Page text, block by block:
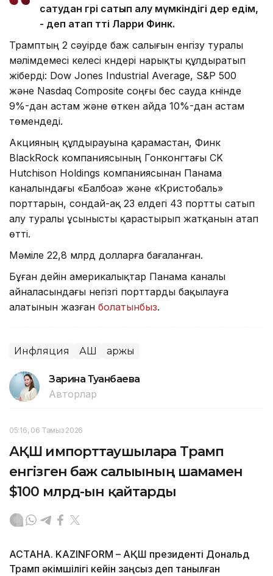
сатудан гөрі сатып алу мүмкіндігі дер едім,
- деп атап өтті Ларри Финк.
Трамптың 2 сәуірде баж салығын енгізу туралы
мәлімдемесі келесі күндері нарықты құлдыратып
жіберді: Dow Jones Industrial Average, S&P 500
және Nasdaq Composite соңғы бес сауда күнінде
9%-дан астам және өткен айда 10%-дан астам
төмендеді.
Акцияның құлдырауына қарамастан, Финк
BlackRock компаниясының Гонконгтағы CK
Hutchison Holdings компаниясынан Панама
каналындағы «Балбоа» және «Кристобаль»
порттарын, сондай-ақ 23 елдегі 43 портты сатып
алу туралы ұсынысты қарастырып жатқанын атап
өтті.
Мәміле 22,8 млрд долларға бағаланған.
Бұған дейін америкалықтар Панама каналы
айналасындағы негізгі порттарды бақылауға
алатынын жазған болатынбыз.
Инфляция АҚШ Қаржы
Зарина Туғанбаева
Авторлар
05:16, 06 Тамыз 2026
АҚШ импорттаушыларға Трамп
енгізген баж салығының шамамен
$100 млрд-ын қайтарды
АСТАНА. KAZINFORM – АҚШ президенті Дональд
Трамп әкімшілігі кейін заңсыз деп танылған